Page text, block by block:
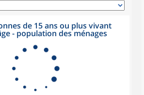
de 15 ans ou plus vivant
- population des ménages